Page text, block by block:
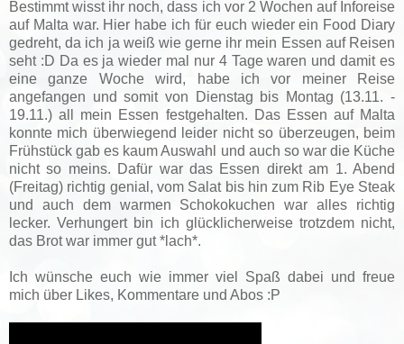
Bestimmt wisst ihr noch, dass ich vor 2 Wochen auf Inforeise
auf Malta war. Hier habe ich für euch wieder ein Food Diary
gedreht, da ich ja weiß wie gerne ihr mein Essen auf Reisen
seht :D Da es ja wieder mal nur 4 Tage waren und damit es
eine ganze Woche wird, habe ich vor meiner Reise
angefangen und somit von Dienstag bis Montag (13.11. -
19.11.) all mein Essen festgehalten. Das Essen auf Malta
konnte mich überwiegend leider nicht so überzeugen, beim
Frühstück gab es kaum Auswahl und auch so war die Küche
nicht so meins. Dafür war das Essen direkt am 1. Abend
(Freitag) richtig genial, vom Salat bis hin zum Rib Eye Steak
und auch dem warmen Schokokuchen war alles richtig
lecker. Verhungert bin ich glücklicherweise trotzdem nicht,
das Brot war immer gut *lach*.
Ich wünsche euch wie immer viel Spaß dabei und freue
mich über Likes, Kommentare und Abos :P